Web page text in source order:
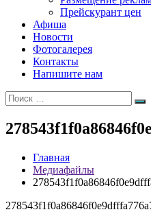
Прейскурант цен
Афиша
Новости
Фотогалерея
Контакты
Напишите нам
Искать:
Главная
Медиафайлы